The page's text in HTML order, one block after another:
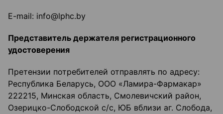
E-mail: info@lphc.by
Представитель держателя регистрационного
удостоверения
Претензии потребителей отправлять по адресу:
Республика Беларусь, ООО «Ламира-Фармакар»
222215, Минская область, Смолевичский район,
Озерицко-Слободской с/с, ЮБ вблизи аг. Слобода,